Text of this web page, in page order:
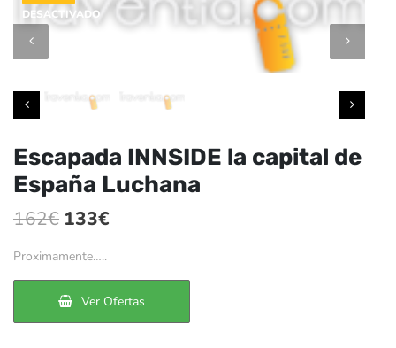
DESACTIVADO
Escapada INNSIDE la capital de
España Luchana
162€ El
era:
162€.
133€
es:
133€.
Proximamente…..
Ver Ofertas